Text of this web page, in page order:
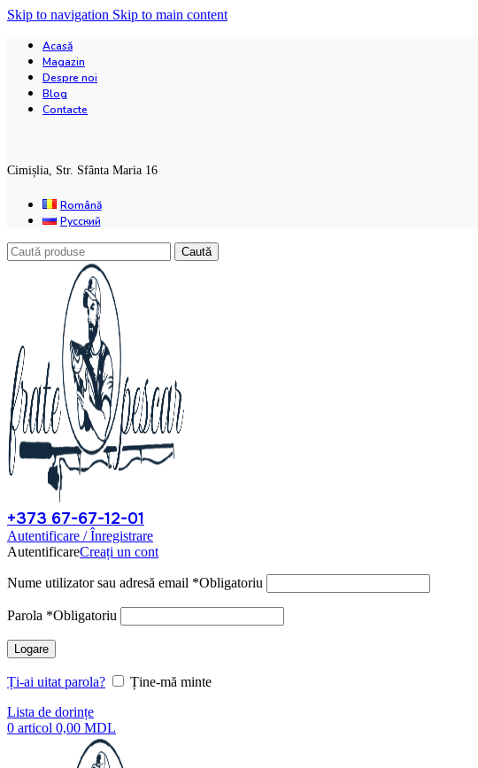
Skip to navigation Skip to main content
Acasă
Magazin
Despre noi
Blog
Contacte
Cimișlia, Str. Sfânta Maria 16
Română
Русский
Caută
+373 67-67-12-01
Autentificare / Înregistrare
AutentificareCreați un cont
Nume utilizator sau adresă email *Obligatoriu
Parola *Obligatoriu
Logare
Ți-ai uitat parola?
Ține-mă minte
Lista de dorințe
0 articol 0,00 MDL